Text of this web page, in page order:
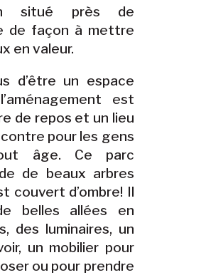
situé près de
de façon à mettre
en valeur.
d’être un espace
est
de repos et un lieu
pour les gens
âge. Ce parc
de beaux arbres
couvert d’ombre! Il
belles allées en
des luminaires, un
un mobilier pour
ou pour prendre